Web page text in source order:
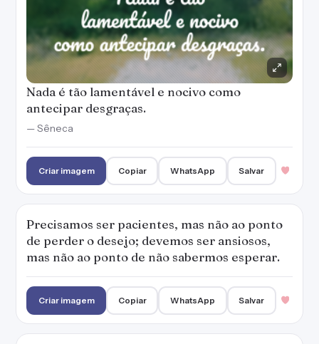
Nada é tão lamentável e nocivo como
antecipar desgraças.
— Sêneca
Criar imagem Copiar WhatsApp Salvar
Precisamos ser pacientes, mas não ao ponto
de perder o desejo; devemos ser ansiosos,
mas não ao ponto de não sabermos esperar.
Criar imagem Copiar WhatsApp Salvar